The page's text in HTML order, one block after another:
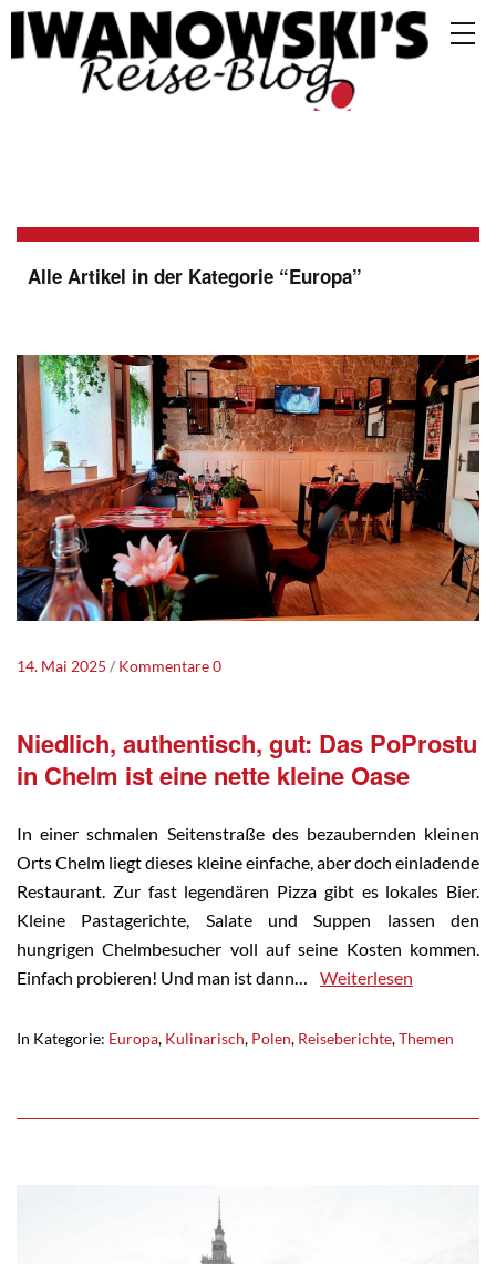
Alle Artikel in der Kategorie “Europa”
14. Mai 2025 Kommentare 0
Niedlich, authentisch, gut: Das PoProstu
in Chelm ist eine nette kleine Oase
In einer schmalen Seitenstraße des bezaubernden kleinen
Orts Chelm liegt dieses kleine einfache, aber doch einladende
Restaurant. Zur fast legendären Pizza gibt es lokales Bier.
Kleine Pastagerichte, Salate und Suppen lassen den
hungrigen Chelmbesucher voll auf seine Kosten kommen.
Einfach probieren! Und man ist dann…
Weiterlesen
In Kategorie: Europa, Kulinarisch, Polen, Reiseberichte,Themen